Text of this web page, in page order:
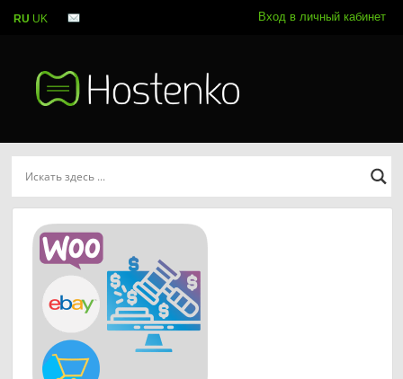
Вход в личный кабинет
RU UK